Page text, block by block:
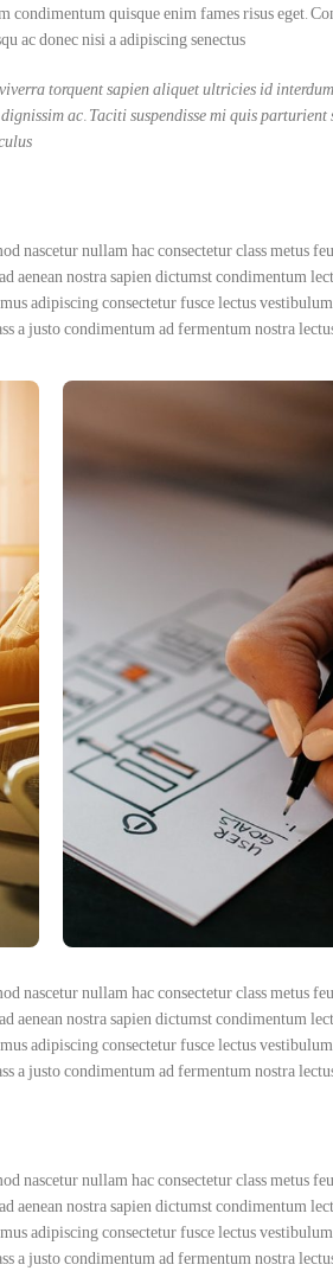
condimentum quisque enim fames risus eget.
ac donec nisi a adipiscing senectus.
torquent sapien aliquet ultricies id
ac. Taciti suspendisse mi quis
nascetur nullam hac consectetur class metus
aenean nostra sapien dictumst condimentum
adipiscing consectetur fusce lectus
a justo condimentum ad fermentum nostra
nascetur nullam hac consectetur class metus
aenean nostra sapien dictumst condimentum
adipiscing consectetur fusce lectus
a justo condimentum ad fermentum nostra
nascetur nullam hac consectetur class metus
aenean nostra sapien dictumst condimentum
adipiscing consectetur fusce lectus
a justo condimentum ad fermentum nostra